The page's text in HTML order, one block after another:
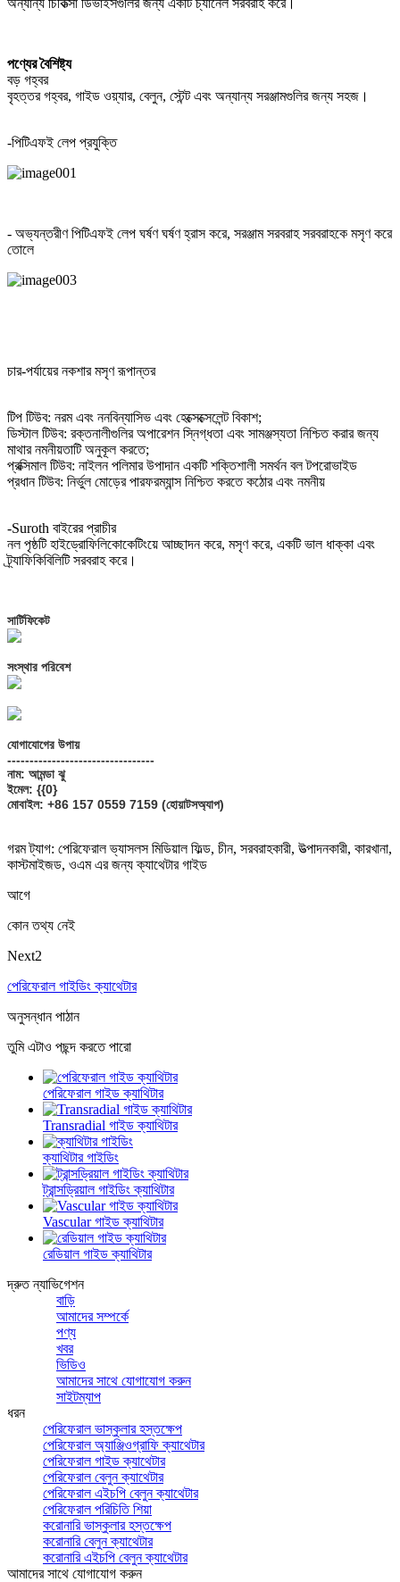
পণ্যের বৈশিষ্ট্য
বড় গহ্বর
বৃহত্তর গহ্বর, গাইড ওয়্যার, বেলুন, স্টেন্ট এবং অন্যান্য সরঞ্জামগুলির জন্য সহজ।
-পিটিএফই লেপ প্রযুক্তি
- অভ্যন্তরীণ পিটিএফই লেপ ঘর্ষণ ঘর্ষণ হ্রাস করে, সরঞ্জাম সরবরাহ সরবরাহকে মসৃণ করে
তোলে
চার-পর্যায়ের নকশার মসৃণ রূপান্তর
টিপ টিউব: নরম এবং ননবিন্যাসিভ এবং হেক্সেক্সেলেন্ট বিকাশ;
ডিস্টাল টিউব: রক্তনালীগুলির অপারেশন স্নিগ্ধতা এবং সামঞ্জস্যতা নিশ্চিত করার জন্য
মাথার নমনীয়তাটি অনুকূল করতে;
প্রক্সিমাল টিউব: নাইলন পলিমার উপাদান একটি শক্তিশালী সমর্থন বল টপরোভাইড
প্রধান টিউব: নির্ভুল মোড়ের পারফরম্যান্স নিশ্চিত করতে কঠোর এবং নমনীয়
-Suroth বাইরের প্রাচীর
নল পৃষ্ঠটি হাইড্রোফিলিকোকেটিংয়ে আচ্ছাদন করে, মসৃণ করে, একটি ভাল ধাক্কা এবং
ট্র্যাফিকিবিলিটি সরবরাহ করে।
সার্টিফিকেট
সংস্থার পরিবেশ
যোগাযোগের উপায়
---------------------------------
নাম: আমন্ডা ঝু
ইমেল: {{0}
মোবাইল: +86 157 0559 7159 (হোয়াটসঅ্যাপ)
গরম ট্যাগ: পেরিফেরাল ভ্যাসলস মিডিয়াল ফিল্ড, চীন, সরবরাহকারী, উত্পাদনকারী, কারখানা,
কাস্টমাইজড, ওএম এর জন্য ক্যাথেটার গাইড
আগে
কোন তথ্য নেই
Next2
পেরিফেরাল গাইডিং ক্যাথেটার
অনুসন্ধান পাঠান
তুমি এটাও পছন্দ করতে পারো
পেরিফেরাল গাইড ক্যাথিটার
Transradial গাইড ক্যাথিটার
ক্যাথিটার গাইডিং
ট্রান্সড্রিয়াল গাইডিং ক্যাথিটার
Vascular গাইড ক্যাথিটার
রেডিয়াল গাইড ক্যাথিটার
দ্রুত ন্যাভিগেশন
বাড়ি
আমাদের সম্পর্কে
পণ্য
খবর
ভিডিও
আমাদের সাথে যোগাযোগ করুন
সাইটম্যাপ
ধরন
পেরিফেরাল ভাস্কুলার হস্তক্ষেপ
পেরিফেরাল অ্যাঞ্জিওগ্রাফি ক্যাথেটার
পেরিফেরাল গাইড ক্যাথেটার
পেরিফেরাল বেলুন ক্যাথেটার
পেরিফেরাল এইচপি বেলুন ক্যাথেটার
পেরিফেরাল পরিচিতি শিয়া
করোনারি ভাস্কুলার হস্তক্ষেপ
করোনারি বেলুন ক্যাথেটার
করোনারি এইচপি বেলুন ক্যাথেটার
আমাদের সাথে যোগাযোগ করুন